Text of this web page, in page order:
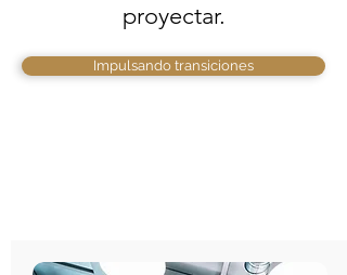
proyectar.
Impulsando transiciones